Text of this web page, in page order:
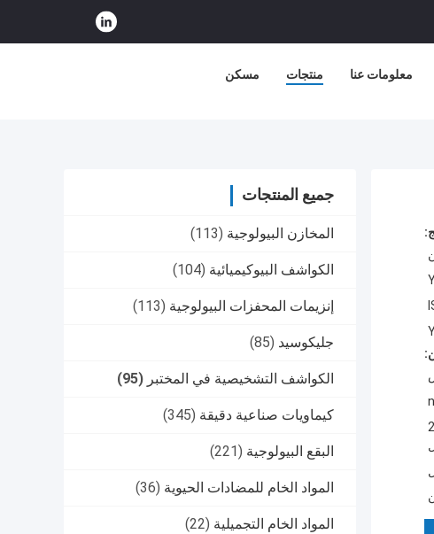
مسكن منتجات معلومات عنا
جميع المنتجات
المخازن البيولوجية (113)
الكواشف البيوكيميائية (104)
إنزيمات المحفزات البيولوجية (113)
جليكوسيد (85)
الكواشف التشخيصية في المختبر (95)
كيماويات صناعية دقيقة (345)
البقع البيولوجية (221)
المواد الخام للمضادات الحيوية (36)
المواد الخام التجميلية (22)
زجاجة ، 5-25